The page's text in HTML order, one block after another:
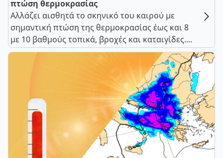
πτώση θερμοκρασίας
Αλλάζει αισθητά το σκηνικό του καιρού με
σημαντική πτώση της θερμοκρασίας έως και 8
με 10 βαθμούς τοπικά, βροχές και καταιγίδες....